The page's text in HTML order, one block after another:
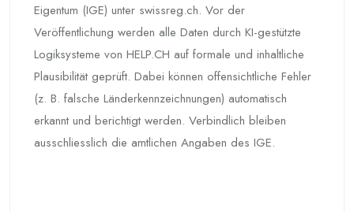
Eigentum (IGE) unter swissreg.ch. Vor der
Veröffentlichung werden alle Daten durch KI-gestützte
Logiksysteme von HELP.CH auf formale und inhaltliche
Plausibilität geprüft. Dabei können offensichtliche Fehler
(z. B. falsche Länderkennzeichnungen) automatisch
erkannt und berichtigt werden. Verbindlich bleiben
ausschliesslich die amtlichen Angaben des IGE.